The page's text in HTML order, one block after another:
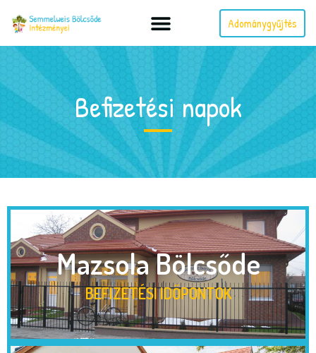
Adománygyűjtés
Befizetési napok
Mazsola Bölcsőde
BEFIZETÉSI IDŐPONTOK